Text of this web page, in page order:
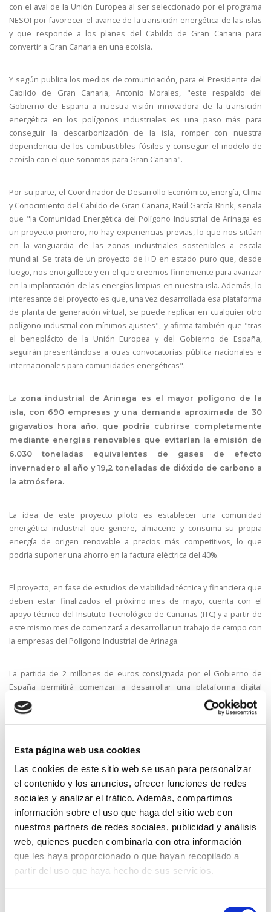
Esta página web usa cookies
Las cookies de este sitio web se usan para personalizar
el contenido y los anuncios, ofrecer funciones de redes
sociales y analizar el tráfico. Además, compartimos
información sobre el uso que haga del sitio web con
nuestros partners de redes sociales, publicidad y análisis
web, quienes pueden combinarla con otra información
que les haya proporcionado o que hayan recopilado a
partir del uso que haya hecho de sus servicios.
con el aval de la Unión Europea al ser seleccionado por el programa
NESOI por favorecer el avance de la transición energética de las islas
y que responde a los planes del Cabildo de Gran Canaria para
convertir a Gran Canaria en una ecoísla.
Y según publica los medios de comuniciación, para el Presidente del
Cabildo de Gran Canaria, Antonio Morales, "este respaldo del
Gobierno de España a nuestra visión innovadora de la transición
energética en los polígonos industriales es una paso más para
conseguir la descarbonización de la isla, romper con nuestra
dependencia de los combustibles fósiles y conseguir el modelo de
ecoísla con el que soñamos para Gran Canaria".
Por su parte, el Coordinador de Desarrollo Económico, Energía, Clima
y Conocimiento del Cabildo de Gran Canaria, Raúl García Brink, señala
que "la Comunidad Energética del Polígono Industrial de Arinaga es
un proyecto pionero, no hay experiencias previas, lo que nos sitúan
en la vanguardia de las zonas industriales sostenibles a escala
mundial. Se trata de un proyecto de I+D en estado puro que, desde
luego, nos enorgullece y en el que creemos firmemente para avanzar
en la implantación de las energías limpias en nuestra isla. Además, lo
interesante del proyecto es que, una vez desarrollada esa plataforma
de planta de generación virtual, se puede replicar en cualquier otro
polígono industrial con mínimos ajustes", y afirma también que "tras
el beneplácito de la Unión Europea y del Gobierno de España,
seguirán presentándose a otras convocatorias pública nacionales e
internacionales para comunidades energéticas".
La zona industrial de Arinaga es el mayor polígono de la
isla, con 690 empresas y una demanda aproximada de 30
gigavatios hora año, que podría cubrirse completamente
mediante energías renovables que evitarían la emisión de
6.030 toneladas equivalentes de gases de efecto
invernadero al año y 19,2 toneladas de dióxido de carbono a
la atmósfera.
La idea de este proyecto piloto es establecer una comunidad
energética industrial que genere, almacene y consuma su propia
energía de origen renovable a precios más competitivos, lo que
podría suponer una ahorro en la factura eléctrica del 40%.
El proyecto, en fase de estudios de viabilidad técnica y financiera que
deben estar finalizados el próximo mes de mayo, cuenta con el
apoyo técnico del Instituto Tecnológico de Canarias (ITC) y a partir de
este mismo mes de comenzará a desarrollar un trabajo de campo con
la empresas del Polígono Industrial de Arinaga.
La partida de 2 millones de euros consignada por el Gobierno de
España permitirá comenzar a desarrollar una plataforma digital
inteligente que incorporará Internet de la Cosas, inteligencia artificial,
big data, tecnología blockchain, machine learning y ciberseguridad,
entre otras herramientas.
dentro de la estrategia del Cabildo de Gran Canaria referente al clima
y a la sostenibilidad, ya que, "por una parte, se alinea con el modelo
de ecoísla al fomentar las energías limpias, el autoconsumo y la
energía de kilómetro 0, y por otro, cumple con el concepto de ecoísla
'inteligente' al buscar la eficiencia para la transición ecológica de la
isla a través de la tecnología digital más puntera de la que
disponemos en la actualidad".